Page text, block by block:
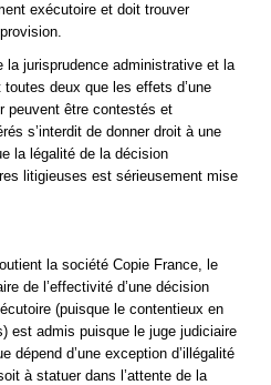
exécutoire et doit trouver
la jurisprudence administrative et la
deux que les effets d’une
peuvent être contestés et
s’interdit de donner droit à une
la légalité de la décision
litigieuses est sérieusement mise
la société Copie France, le
de l’effectivité d’une décision
(puisque le contentieux en
est admis puisque le juge judiciaire
dépend d’une exception d’illégalité
à statuer dans l’attente de la